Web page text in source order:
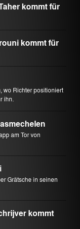
kommt für
kommt für
wo Richter positioniert
ihn.
am Tor von
Grätsche in seinen
kommt